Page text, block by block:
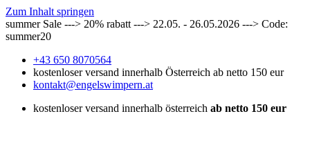
Zum Inhalt springen
summer Sale ---> 20% rabatt ---> 22.05. - 26.05.2026 ---> Code:
summer20
+43 650 8070564
kostenloser versand innerhalb Österreich ab netto 150 eur
kontakt@engelswimpern.at
kostenloser versand innerhalb österreich ab netto 150 eur